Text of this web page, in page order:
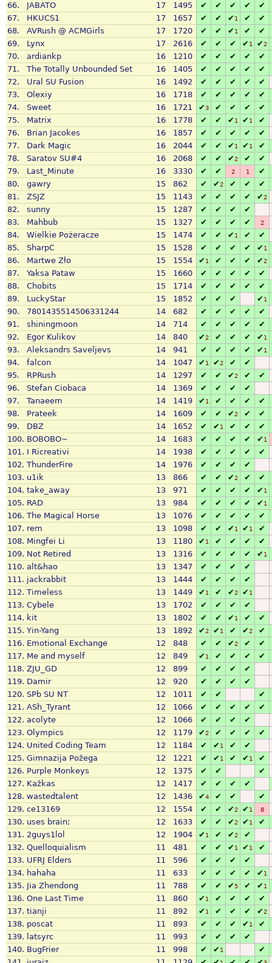
66. JABATO 17 1495 ✔ ✔ ✔ ✔
✔
67.
HKUCS1 17 1657 ✔ ✔ ✔1 ✔
✔
68.
AVRush @ ACMGirls 17 1720 ✔ ✔ ✔1 ✔
✔
69.
Lynx 17 2616 ✔ ✔ ✔ ✔1 ✔2
70. ardiankp 16 1210 ✔ ✔ ✔ ✔
✔
71.
The Totally Unbounded Set 16 1405 ✔ ✔ ✔ ✔
✔
72.
Ural SU Fusion 16 1492 ✔ ✔ ✔ ✔
✔
73.
Olexiy 16 1718 ✔ ✔ ✔ ✔
✔
74.
Sweet 16 1721 ✔3 ✔ ✔ ✔
✔
75.
Matrix 16 1778 ✔ ✔ ✔1 ✔1
✔
76.
Brian Jacokes 16 1857 ✔ ✔ ✔ ✔
✔
77.
Dark Magic 16 2044 ✔ ✔ ✔1 ✔1
✔
78.
Saratov SU#4 16 2068 ✔ ✔ ✔2 ✔
✔
79.
Last_Minute 16 3330 ✔ ✔ 2 1
✔
80.
gawry 15 862 ✔ ✔2 ✔ ✔
✔
81.
ZSJZ 15 1143 ✔ ✔ ✔ ✔ ✔2
82. sunny 15 1287 ✔ ✔ ✔
✔
83.
Mahbub 15 1327 ✔ ✔ ✔ ✔ 2
84. Wielkie Pożeracze 15 1474 ✔ ✔ ✔1 ✔
✔
85.
SharpC 15 1528 ✔ ✔ ✔ ✔ ✔1
86. Martwe Zło 15 1554 ✔1 ✔ ✔ ✔ ✔2
87. Yaksa Pataw 15 1660 ✔ ✔ ✔ ✔
✔
88.
Chobits 15 1714 ✔ ✔ ✔ ✔
✔
89.
LuckyStar 15 1852 ✔ ✔ ✔ ✔1
90. 7801435514506331244 14 682 ✔ ✔ ✔ ✔
✔
91.
shiningmoon 14 714 ✔ ✔ ✔ ✔
✔
92.
Egor Kulikov 14 840 ✔2 ✔ ✔ ✔ ✔1
93.
Aleksandrs Saveljevs 14 941 ✔ ✔ ✔ ✔ ✔1
94. falcon 14 1047 ✔1 ✔2 ✔
✔
95.
RPRush 14 1297 ✔ ✔ ✔2 ✔
✔
96.
Stefan Ciobaca 14 1369 ✔ ✔ ✔
✔
97.
Tanaeem 14 1419 ✔1 ✔ ✔ ✔ ✔
98.
Prateek 14 1609 ✔ ✔ ✔2 ✔
✔
99.
DBZ 14 1652 ✔ ✔1 ✔ ✔
✔
100. BOBOBO~ 14 1683 ✔ ✔ ✔ ✔ ✔1
101. I Ricreativi 14 1938 ✔ ✔ ✔ ✔
✔
102. ThunderFire 14 1976 ✔ ✔ ✔
✔
103. u1ik 13 866 ✔ ✔ ✔2 ✔
✔
104. take_away 13 971 ✔ ✔ ✔ ✔ ✔1
105. RAD 13 984 ✔ ✔ ✔ ✔ ✔1
106. The Magical Horse 13 1076 ✔ ✔ ✔ ✔
✔
107. rem 13 1098 ✔ ✔ ✔1 ✔1
✔
108. Mingfei Li 13 1180 ✔1 ✔ ✔ ✔
✔
109. Not Retired 13 1316 ✔ ✔ ✔ ✔ ✔1
110. alt&hao 13 1347 ✔ ✔ ✔
✔
111. jackrabbit 13 1444 ✔ ✔ ✔
✔
112. Timeless 13 1449 ✔1 ✔ ✔2 ✔1
113. Cybele 13 1702 ✔ ✔ ✔
✔
114. kit 13 1802 ✔ ✔ ✔1 ✔
✔
115. Yin-Yang 13 1892 ✔2 ✔1 ✔ ✔2 ✔
116. Emotional Exchange 12 848 ✔ ✔ ✔2 ✔
✔
117. Me and myself 12 849 ✔1 ✔ ✔ ✔
✔
118. ZJU_GD 12 899 ✔ ✔ ✔
✔
119. Damir 12 920 ✔ ✔ ✔
✔
120. SPb SU NT 12 1011 ✔ ✔ ✔
121. ASh_Tyrant 12 1066 ✔ ✔ ✔ ✔
✔
122. acolyte 12 1066 ✔ ✔ ✔
✔
123. Olympics 12 1179 ✔2 ✔ ✔ ✔
✔
124. United Coding Team 12 1184 ✔ ✔1 ✔
✔
125. Gimnazija Požega 12 1221 ✔ ✔1 ✔ ✔1
✔
126. Purple Monkeys 12 1375 ✔ ✔
✔
127. Kažkas 12 1417 ✔ ✔ ✔
✔
128. wastedtalent 12 1436 ✔4 ✔ ✔
✔
129. ce13169 12 1554 ✔ ✔ ✔2 ✔1 8
130. uses brain; 12 1633 ✔ ✔ ✔2 ✔1
✔
131. 2guys1lol 12 1904 ✔1 ✔ ✔2
✔
132. Quelloquialism 11 481 ✔ ✔ ✔1 ✔1
✔
133. UFRJ Elders 11 596 ✔ ✔ ✔
✔
134. hahaha 11 633 ✔ ✔ ✔ ✔ ✔1
135. Jia Zhendong 11 788 ✔ ✔ ✔5 ✔ ✔1
136. One Last Time 11 860 ✔1 ✔ ✔ ✔
✔
137. tianji 11 892 ✔1 ✔ ✔ ✔ ✔2
138. poscat 11 893 ✔ ✔ ✔ ✔1
✔
139. latsyrc 11 993 ✔ ✔ ✔
✔
140. BugFrier 11 998 ✔ ✔1
✔